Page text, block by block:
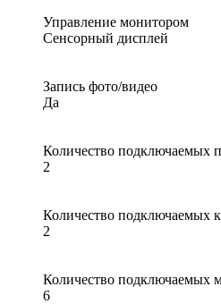
Управление монитором
Сенсорный дисплей
Запись фото/видео
Да
Количество подключаемых
2
Количество подключаемых
2
Количество подключаемых
6